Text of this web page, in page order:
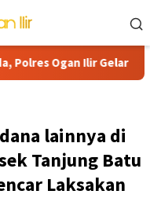
Ilir Gelar Saka
lainnya di
Tanjung Batu
Laksakan